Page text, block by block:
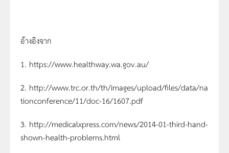
อ้างอิงจาก
1. https://www.healthway.wa.gov.au/
2. http://www.trc.or.th/th/images/upload/files/data/na
tionconference/11/doc-16/1607.pdf
3. http://medicalxpress.com/news/2014-01-third-hand-
shown-health-problems.html